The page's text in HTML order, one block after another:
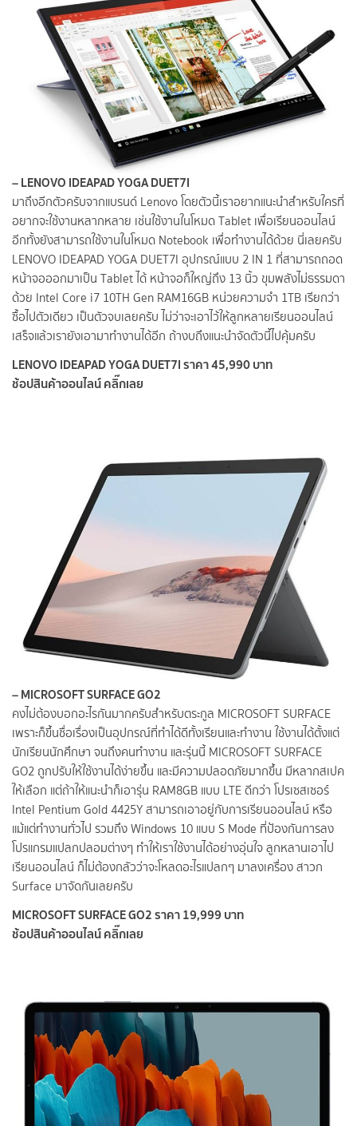
– LENOVO IDEAPAD YOGA DUET7I
มาถึงอีกตัวครับจากแบรนด์ Lenovo โดยตัวนี้เราอยากแนะนำสำหรับใครที่
อยากจะใช้งานหลากหลาย เช่นใช้งานในโหมด Tablet เพื่อเรียนออนไลน์
อีกทั้งยังสามารถใช้งานในโหมด Notebook เพื่อทำงานได้ด้วย นี่เลยครับ
LENOVO IDEAPAD YOGA DUET7I อุปกรณ์แบบ 2 IN 1 ที่สามารถถอด
หน้าจอออกมาเป็น Tablet ได้ หน้าจอก็ใหญ่ถึง 13 นิ้ว ขุมพลังไม่ธรรมดา
ด้วย Intel Core i7 10TH Gen RAM16GB หน่วยความจำ 1TB เรียกว่า
ซื้อไปตัวเดียว เป็นตัวจบเลยครับ ไม่ว่าจะเอาไว้ให้ลูกหลายเรียนออนไลน์
เสร็จแล้วเรายังเอามาทำงานได้อีก ถ้างบถึงแนะนำจัดตัวนี้ไปคุ้มครับ
LENOVO IDEAPAD YOGA DUET7I ราคา 45,990 บาท
ช้อปสินค้าออนไลน์ คลิ๊กเลย
– MICROSOFT SURFACE GO2
คงไม่ต้องบอกอะไรกันมากครับสำหรับตระกูล MICROSOFT SURFACE
เพราะก็ขึ้นชื่อเรื่องเป็นอุปกรณ์ที่ทำได้ดีทั้งเรียนและทำงาน ใช้งานได้ตั้งแต่
นักเรียนนักศึกษา จนถึงคนทำงาน และรุ่นนี้ MICROSOFT SURFACE
GO2 ถูกปรับให้ใช้งานได้ง่ายขึ้น และมีความปลอดภัยมากขึ้น มีหลากสเปค
ให้เลือก แต่ถ้าให้แนะนำก็เอารุ่น RAM8GB แบบ LTE ดีกว่า โปรเซสเซอร์
Intel Pentium Gold 4425Y สามารถเอาอยู่กับการเรียนออนไลน์ หรือ
แม้แต่ทำงานทั่วไป รวมถึง Windows 10 แบบ S Mode ที่ป้องกันการลง
โปรแกรมแปลกปลอมต่างๆ ทำให้เราใช้งานได้อย่างอุ่นใจ ลูกหลานเอาไป
เรียนออนไลน์ ก็ไม่ต้องกลัวว่าจะโหลดอะไรแปลกๆ มาลงเครื่อง สาวก
Surface มาจัดกันเลยครับ
MICROSOFT SURFACE GO2 ราคา 19,999 บาท
ช้อปสินค้าออนไลน์ คลิ๊กเลย